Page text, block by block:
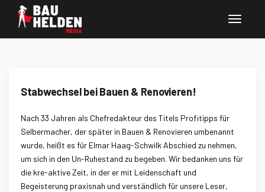
Stabwechsel bei Bauen & Renovieren!
Nach 33 Jahren als Chefredakteur des Titels Profitipps für
Selbermacher, der später in Bauen & Renovieren umbenannt
wurde, heißt es für Elmar Haag-Schwilk Abschied zu nehmen,
um sich in den Un-Ruhestand zu begeben. Wir bedanken uns für
die kre-aktive Zeit, in der er mit Leidenschaft und
Begeisterung praxisnah und verständlich für unsere Leser,